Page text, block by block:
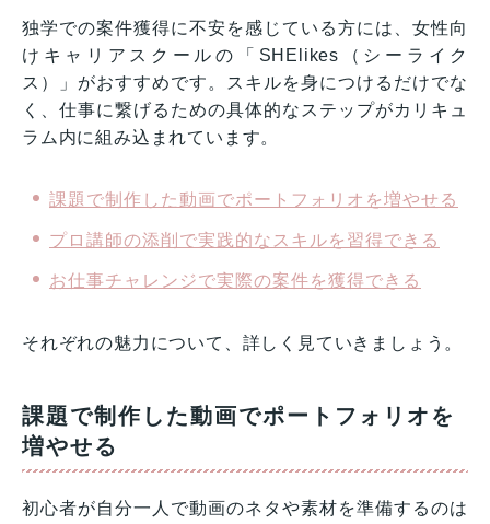
独学での案件獲得に不安を感じている方には、女性向
けキャリアスクールの「SHElikes（シーライク
ス）」がおすすめです。スキルを身につけるだけでな
く、仕事に繋げるための具体的なステップがカリキュ
ラム内に組み込まれています。
課題で制作した動画でポートフォリオを増やせる
プロ講師の添削で実践的なスキルを習得できる
お仕事チャレンジで実際の案件を獲得できる
それぞれの魅力について、詳しく見ていきましょう。
課題で制作した動画でポートフォリオを
増やせる
初心者が自分一人で動画のネタや素材を準備するのは